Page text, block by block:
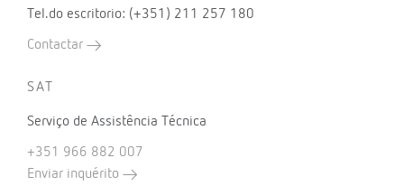
Tel.do escritorio: (+351) 211 257 180
Contactar
SAT
Serviço de Assistência Técnica
+351 966 882 007
Enviar inquérito